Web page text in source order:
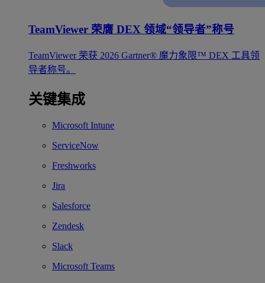
TeamViewer 荣膺 DEX 领域“领导者”称号
TeamViewer 荣获 2026 Gartner® 魔力象限™ DEX 工具领
导者称号。
关键集成
Microsoft Intune
ServiceNow
Freshworks
Jira
Salesforce
Zendesk
Slack
Microsoft Teams